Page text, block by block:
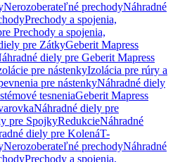
Nerozoberateľné prechodyNáhradné
Prechody a spojenia,
Prechody a spojenia,
pre ZátkyGeberit Mapress
diely pre Geberit Mapress
pre nástenkyIzolácia pre rúry a
pre nástenkyNáhradné diely
tesneniaGeberit Mapress
Náhradné diely pre
pre SpojkyRedukcieNáhradné
diely pre KolenáT-
Nerozoberateľné prechodyNáhradné
Prechody a spojenia,